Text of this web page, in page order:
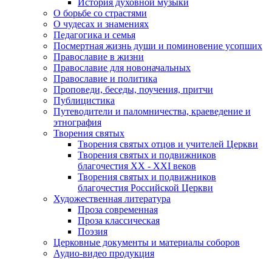
О борьбе со страстями
О чудесах и знамениях
Педагогика и семья
Посмертная жизнь души и поминовение усопших
Православие в жизни
Православие для новоначальных
Православие и политика
Проповеди, беседы, поучения, притчи
Публицистика
Путеводители и паломничества, краеведение и
этнография
Творения святых
Творения святых отцов и учителей Церкви
Творения святых и подвижников
благочестия ХХ - ХХI веков
Творения святых и подвижников
благочестия Российской Церкви
Художественная литература
Проза современная
Проза классическая
Поэзия
Церковные документы и материалы соборов
Аудио-видео продукция